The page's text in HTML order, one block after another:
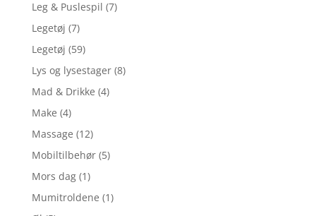
Leg & Puslespil (7)
Legetøj (7)
Legetøj (59)
Lys og lysestager (8)
Mad & Drikke (4)
Make (4)
Massage (12)
Mobiltilbehør (5)
Mors dag (1)
Mumitroldene (1)